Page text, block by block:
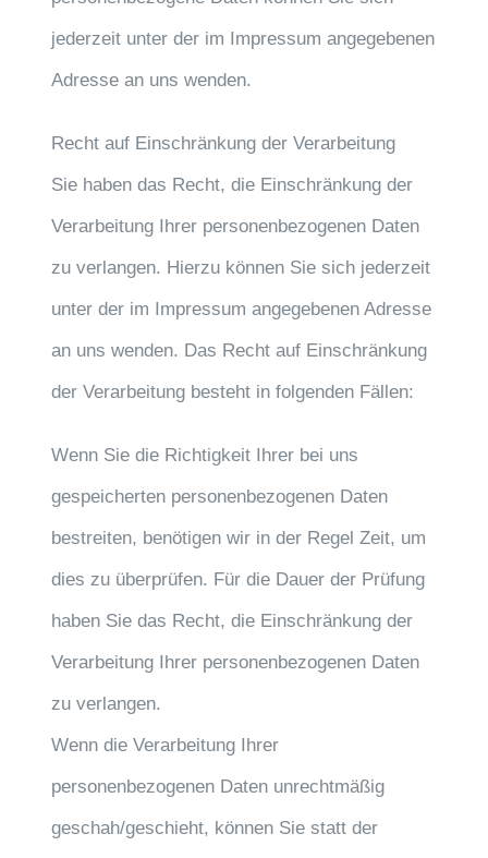
jederzeit unter der im Impressum angegebenen
Adresse an uns wenden.
Recht auf Einschränkung der Verarbeitung
Sie haben das Recht, die Einschränkung der
Verarbeitung Ihrer personenbezogenen Daten
zu verlangen. Hierzu können Sie sich jederzeit
unter der im Impressum angegebenen Adresse
an uns wenden. Das Recht auf Einschränkung
der Verarbeitung besteht in folgenden Fällen:
Wenn Sie die Richtigkeit Ihrer bei uns
gespeicherten personenbezogenen Daten
bestreiten, benötigen wir in der Regel Zeit, um
dies zu überprüfen. Für die Dauer der Prüfung
haben Sie das Recht, die Einschränkung der
Verarbeitung Ihrer personenbezogenen Daten
zu verlangen.
Wenn die Verarbeitung Ihrer
personenbezogenen Daten unrechtmäßig
geschah/geschieht, können Sie statt der